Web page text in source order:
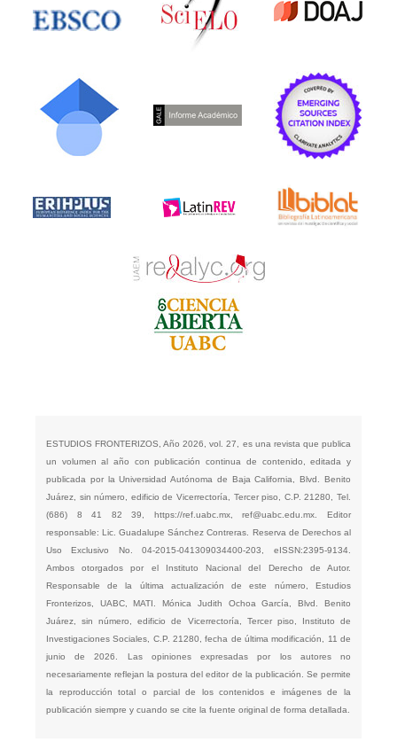
ESTUDIOS FRONTERIZOS, Año 2026, vol. 27, es una revista que publica
un volumen al año con publicación continua de contenido, editada y
publicada por la Universidad Autónoma de Baja California, Blvd. Benito
Juárez, sin número, edificio de Vicerrectoría, Tercer piso, C.P. 21280, Tel.
(686) 8 41 82 39, https://ref.uabc.mx,ref@uabc.edu.mx . Editor
responsable: Lic. Guadalupe Sánchez Contreras. Reserva de Derechos al
Uso Exclusivo No. 04-2015-041309034400-203, eISSN:2395-9134.
Ambos otorgados por el Instituto Nacional del Derecho de Autor.
Responsable de la última actualización de este número, Estudios
Fronterizos, UABC, MATI. Mónica Judith Ochoa García, Blvd. Benito
Juárez, sin número, edificio de Vicerrectoría, Tercer piso, Instituto de
Investigaciones Sociales, C.P. 21280, fecha de última modificación, 11 de
junio de 2026. Las opiniones expresadas por los autores no
necesariamente reflejan la postura del editor de la publicación. Se permite
la reproducción total o parcial de los contenidos e imágenes de la
publicación siempre y cuando se cite la fuente original de forma detallada.